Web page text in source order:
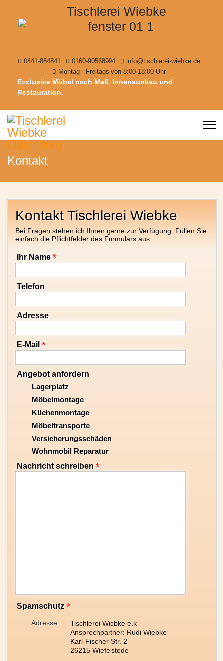
Tischlerei Wiebke
0441-884841 0160-90568994
info@tischlerei-wiebke.de
Montag - Freitags von 8:00-18:00 Uhr
Exclusive Möbel nach Maß, Innenausbau und
Restauration.
Kontakt
Kontakt Tischlerei Wiebke
Bei Fragen stehen ich Ihnen gerne zur Verfügung. Füllen Sie
einfach die Pflichtfelder des Formulars aus.
Ihr Name*
Telefon
Adresse
E-Mail*
Angebot anfordern
Lagerplatz
Möbelmontage
Küchenmontage
Möbeltransporte
Versicherungsschäden
Wohnmobil Reparatur
Nachricht schreiben*
Spamschutz*
Tischlerei Wiebke e.k
Ansprechpartner: Rudi Wiebke
Karl-Fischer-Str. 2
26215 Wiefelstede
Adresse: